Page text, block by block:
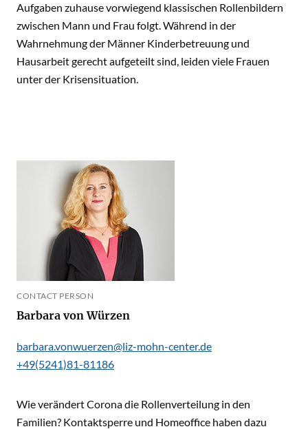
Aufgaben zuhause vorwiegend klassischen Rollenbildern
zwischen Mann und Frau folgt. Während in der
Wahrnehmung der Männer Kinderbetreuung und
Hausarbeit gerecht aufgeteilt sind, leiden viele Frauen
unter der Krisensituation.
CONTACT PERSON
Barbara von Würzen
barbara.vonwuerzen@liz-mohn-center.de
+49(5241)81-81186
Wie verändert Corona die Rollenverteilung in den
Familien? Kontaktsperre und Homeoffice haben dazu